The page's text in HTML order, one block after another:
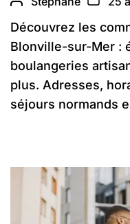
Découvrez les
Blonville-sur-Mer :
boulangeries
plus. Adresses,
séjours normands